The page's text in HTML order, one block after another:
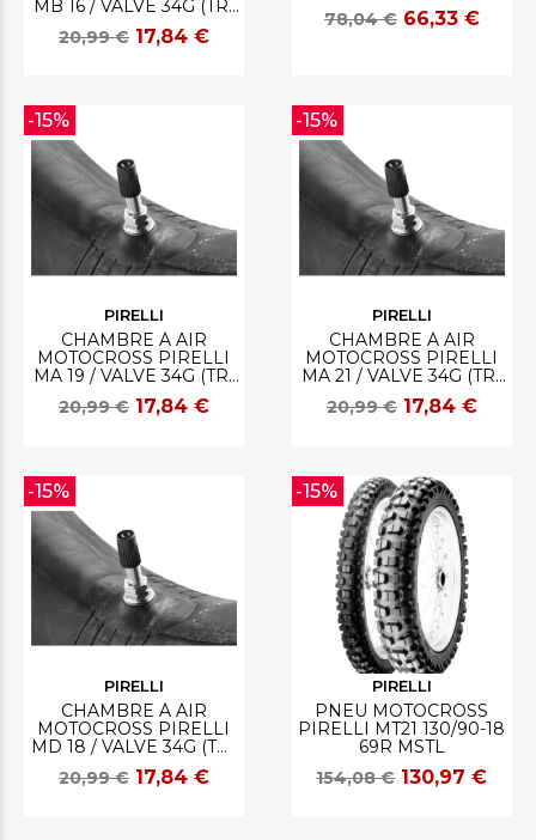
MB 16 / VALVE 34G (TR-
4)
20,99 € 17,84 €
78,04 € 66,33 €
PIRELLI
CHAMBRE À AIR
MOTOCROSS PIRELLI
MA 19 / VALVE 34G (TR-
4)
20,99 € 17,84 €
-15%
PIRELLI
CHAMBRE À AIR
MOTOCROSS PIRELLI
MA 21 / VALVE 34G (TR-
4)
20,99 € 17,84 €
-15%
PIRELLI
CHAMBRE À AIR
MOTOCROSS PIRELLI
MD 18 / VALVE 34G (TR-
4)
20,99 € 17,84 €
-15%
PIRELLI
PNEU MOTOCROSS
PIRELLI MT21 130/90-18
69R MSTL
154,08 € 130,97 €
-15%